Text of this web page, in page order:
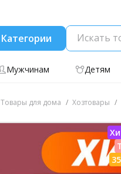
Категории
Мужчинам Детям
Товары для дома Хозтовары